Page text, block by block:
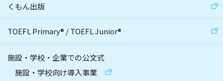
くもん出版
TOEFL Primary® /TOEFL Junior®
施設・学校・企業での公文式
施設・学校向け導入事業